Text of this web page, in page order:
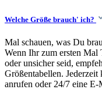
Welche Größe brauch' ich?
Mal schauen, was Du
Wenn Ihr zum ersten
oder unsicher seid,
Größentabellen.
anrufen oder 24/7 eine E-